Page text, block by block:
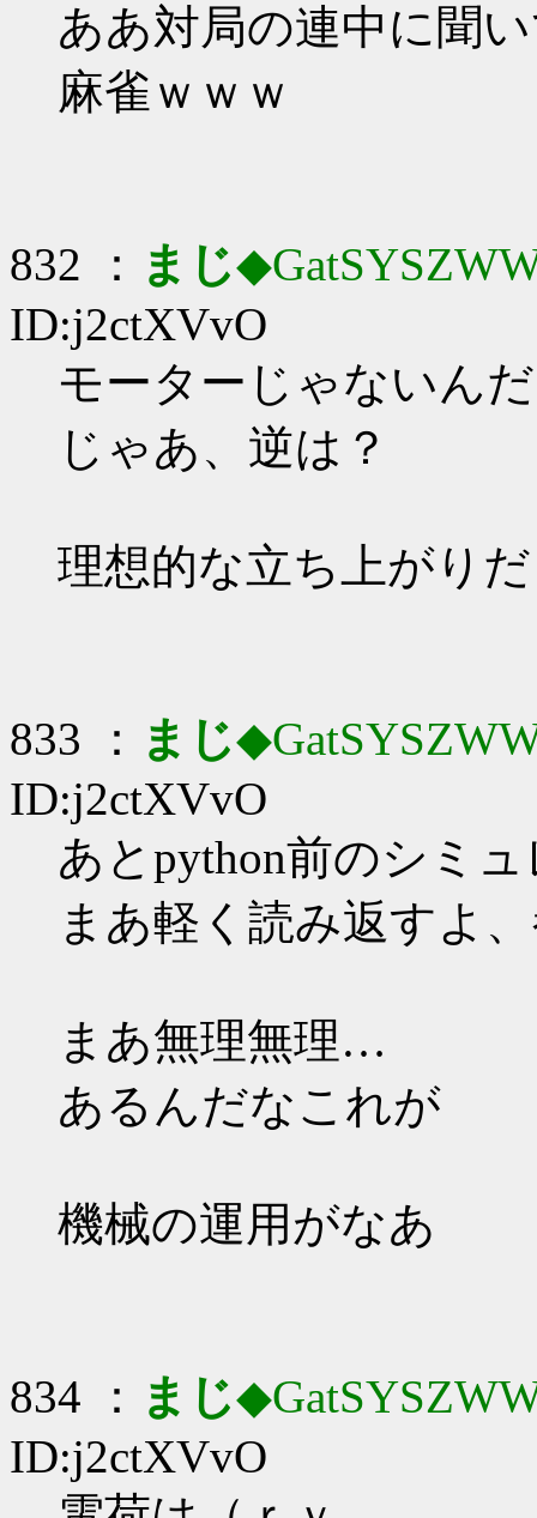
ああ対局の連中に聞
麻雀ｗｗｗ
832 ： まじ
ID:j2ctXVvO
モーターじゃないん
じゃあ、逆は？
理想的な立ち上がり
833 ： まじ
ID:j2ctXVvO
あとpython前のシミ
まあ軽く読み返すよ
まあ無理無理…
あるんだなこれが
機械の運用がなあ
834 ： まじ
ID:j2ctXVvO